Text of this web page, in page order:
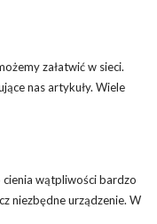
załatwić w sieci.
nas artykuły. Wiele
cienia wątpliwości bardzo
niezbędne urządzenie. W